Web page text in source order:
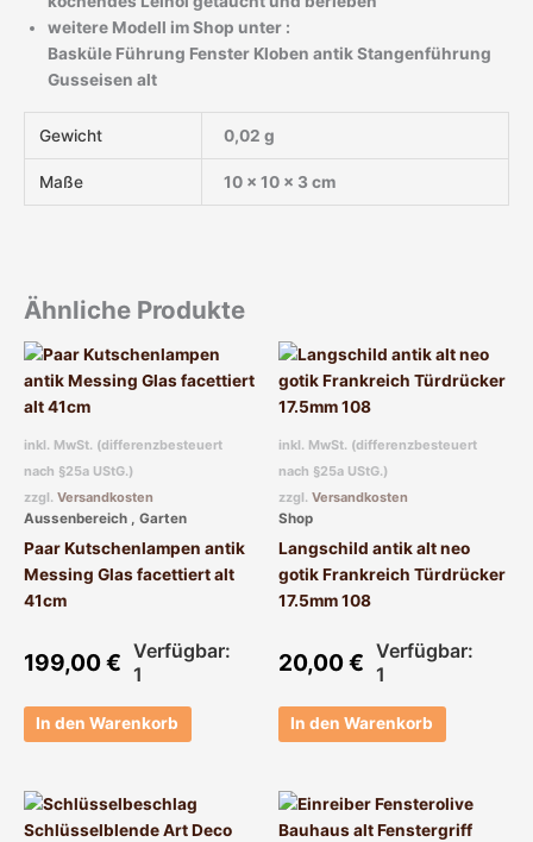
weitere Modell im Shop unter :
Basküle Führung Fenster Kloben antik Stangenführung
Gusseisen alt
Gewicht 0,02 g
Maße 10 × 10 × 3 cm
Ähnliche Produkte
inkl. MwSt. (differenzbesteuert
nach §25a UStG.)
zzgl. Versandkosten
Aussenbereich , Garten
Paar Kutschenlampen antik
Messing Glas facettiert alt
41cm
199,00€ Verfügbar:
1
In den Warenkorb
inkl. MwSt. (differenzbesteuert
nach §25a UStG.)
zzgl. Versandkosten
Shop
Langschild antik alt neo
gotik Frankreich Türdrücker
17.5mm 108
20,00€ Verfügbar:
1
In den Warenkorb